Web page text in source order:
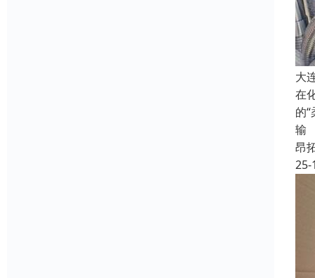
大
在
的
输
昂
25-